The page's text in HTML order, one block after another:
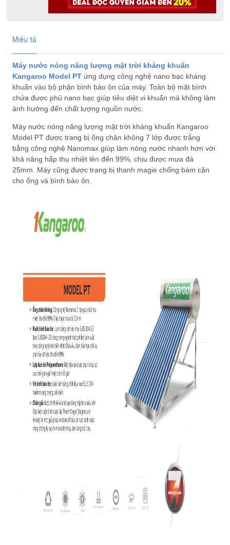
Miêu tả
Máy nước nóng năng lượng mặt trời kháng khuẩn
Kangaroo Model PT ứng dụng công nghệ nano bạc kháng
khuẩn vào bộ phận bình bảo ôn của máy. Toàn bộ mặt bình
chứa được phủ nano bạc giúp tiêu diệt vi khuẩn mà không làm
ảnh hưởng đến chất lượng nguồn nước.
Máy nước nóng năng lượng mặt trời kháng khuẩn Kangaroo
Model PT được trang bị ống chân không 7 lớp được trắng
bằng công nghệ Nanomax giúp làm nóng nước nhanh hơn với
khả năng hấp thụ nhiệt lên đến 99%, chịu được mưa đá
25mm. Máy cũng được trang bị thanh magie chống bám cặn
cho ống và bình bảo ôn.